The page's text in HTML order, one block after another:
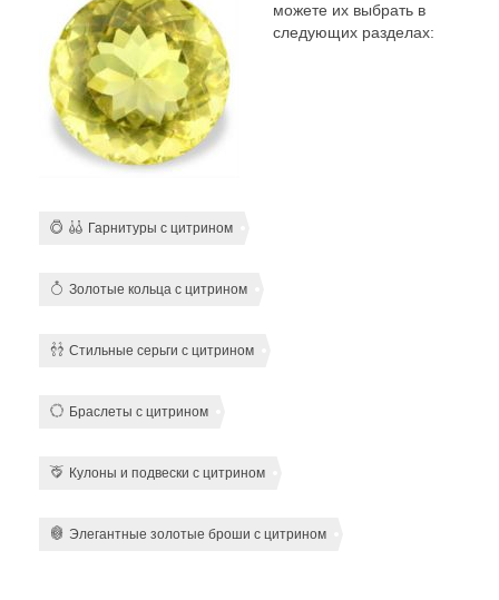
можете их выбрать в
следующих разделах:
Гарнитуры с цитрином
Золотые кольца с цитрином
Стильные серьги с цитрином
Браслеты с цитрином
Кулоны и подвески с цитрином
Элегантные золотые броши с цитрином